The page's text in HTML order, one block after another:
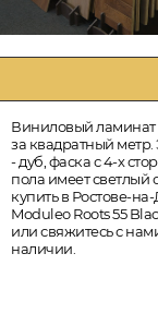
Виниловый ламинат
за квадратный
- дуб, фаска с 4-х
пола имеет светлый
купить в Ростове-
Moduleo Roots 55
или свяжитесь с
наличии.